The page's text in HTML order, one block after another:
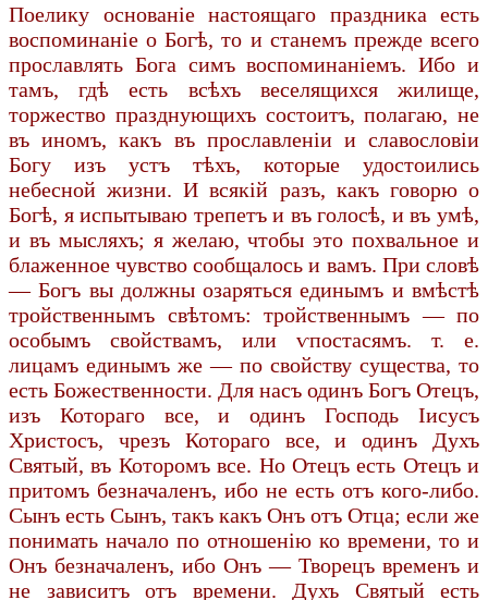
Поелику основаніе настоящаго праздника есть
воспоминаніе о Богѣ, то и станемъ прежде всего
прославлять Бога симъ воспоминаніемъ. Ибо и
тамъ, гдѣ есть всѣхъ веселящихся жилище,
торжество празднующихъ состоитъ, полагаю, не
въ иномъ, какъ въ прославленіи и славословіи
Богу изъ устъ тѣхъ, которые удостоились
небесной жизни. И всякій разъ, какъ говорю о
Богѣ, я испытываю трепетъ и въ голосѣ, и въ умѣ,
и въ мысляхъ; я желаю, чтобы это похвальное и
блаженное чувство сообщалось и вамъ. При словѣ
— Богъ вы должны озаряться единымъ и вмѣстѣ
тройственнымъ свѣтомъ: тройственнымъ — по
особымъ свойствамъ, или ѵпостасямъ. т. е.
лицамъ единымъ же — по свойству существа, то
есть Божественности. Для насъ одинъ Богъ Отецъ,
изъ Котораго все, и одинъ Господь Іисусъ
Христосъ, чрезъ Котораго все, и одинъ Духъ
Святый, въ Которомъ все. Но Отецъ есть Отецъ и
притомъ безначаленъ, ибо не есть отъ кого-либо.
Сынъ есть Сынъ, такъ какъ Онъ отъ Отца; если же
понимать начало по отношенію ко времени, то и
Онъ безначаленъ, ибо Онъ — Творецъ временъ и
не зависитъ отъ времени. Духъ Святый есть